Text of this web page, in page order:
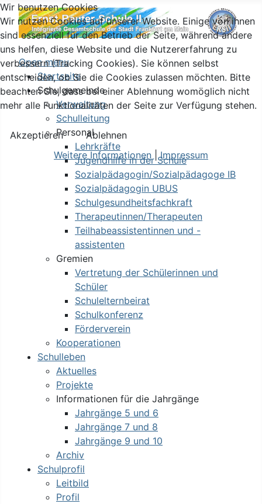
Open menu
Startseite
Schulgemeinde
Verwaltung
Schulleitung
Personal
Lehrkräfte
Jugendhilfe in der Schule
Sozialpädagogin/Sozialpädagoge IB
Sozialpädagogin UBUS
Schulgesundheitsfachkraft
Therapeutinnen/Therapeuten
Teilhabeassistentinnen und -
assistenten
Gremien
Vertretung der Schülerinnen und
Schüler
Schulelternbeirat
Schulkonferenz
Förderverein
Kooperationen
Schulleben
Aktuelles
Projekte
Informationen für die Jahrgänge
Jahrgänge 5 und 6
Jahrgänge 7 und 8
Jahrgänge 9 und 10
Archiv
Schulprofil
Leitbild
Profil
Wir benutzen Cookies
Wir nutzen Cookies auf unserer Website. Einige von ihnen
sind essenziell für den Betrieb der Seite, während andere
uns helfen, diese Website und die Nutzererfahrung zu
verbessern (Tracking Cookies). Sie können selbst
entscheiden, ob Sie die Cookies zulassen möchten. Bitte
beachten Sie, dass bei einer Ablehnung womöglich nicht
mehr alle Funktionalitäten der Seite zur Verfügung stehen.
Akzeptieren
Ablehnen
Weitere Informationen |Impressum